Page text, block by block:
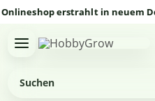
erstrahlt in neuem